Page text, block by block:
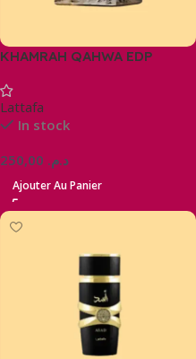
KHAMRAH QAHWA EDP
Lattafa
In stock
د.م.
Ajouter Au Panier